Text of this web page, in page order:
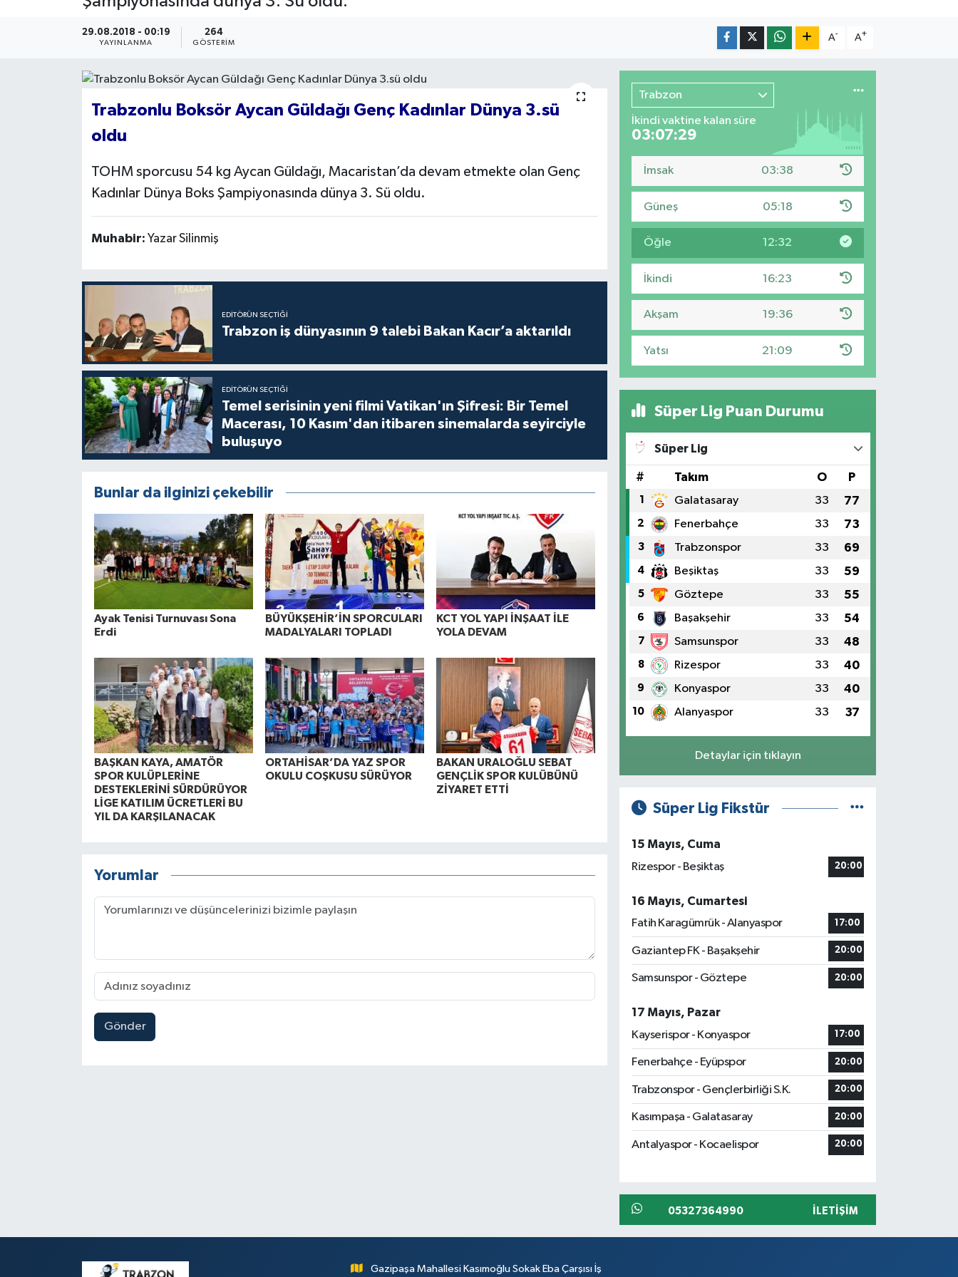
29.08.2018 - 00:19
YAYINLANMA
264
GÖSTERIM
A- A+
Trabzonlu Boksör Aycan Güldağı Genç Kadınlar Dünya 3.sü
oldu
TOHM sporcusu 54 kg Aycan Güldağı, Macaristan’da devam etmekte olan Genç
Kadınlar Dünya Boks Şampiyonasında dünya 3. Sü oldu.
Muhabir: Yazar Silinmiş
EDITÖRÜN SEÇTIĞI
Trabzon iş dünyasının 9 talebi Bakan Kacır’a aktarıldı
EDITÖRÜN SEÇTIĞI
Temel serisinin yeni filmi Vatikan'ın Şifresi: Bir Temel
Macerası, 10 Kasım'dan itibaren sinemalarda seyirciyle
buluşuyo
Bunlar da ilginizi çekebilir
Ayak Tenisi Turnuvası Sona
Erdi
BÜYÜKŞEHİR’İN SPORCULARI
MADALYALARI TOPLADI
KCT YOL YAPI İNŞAAT İLE
YOLA DEVAM
BAŞKAN KAYA, AMATÖR
SPOR KULÜPLERİNE
DESTEKLERİNİ SÜRDÜRÜYOR
LİGE KATILIM ÜCRETLERİ BU
YIL DA KARŞILANACAK
ORTAHİSAR’DA YAZ SPOR
OKULU COŞKUSU SÜRÜYOR
BAKAN URALOĞLU SEBAT
GENÇLİK SPOR KULÜBÜNÜ
ZİYARET ETTİ
Yorumlar
Gönder
Trabzon
İkindi vaktine kalan süre
03:07:28
İmsak 03:38
Güneş 05:18
Öğle 12:32
İkindi 16:23
Akşam 19:36
Yatsı 21:09
Süper Lig Puan Durumu
Süper Lig
# Takım O P
1 Galatasaray 33 77
2 Fenerbahçe 33 73
3 Trabzonspor 33 69
4 Beşiktaş 33 59
5 Göztepe 33 55
6 Başakşehir 33 54
7 Samsunspor 33 48
8 Rizespor 33 40
9 Konyaspor 33 40
10 Alanyaspor 33 37
Detaylar için tıklayın
Süper Lig Fikstür
15 Mayıs, Cuma
Rizespor - Beşiktaş
20:00
16 Mayıs, Cumartesi
Fatih Karagümrük - Alanyaspor
17:00
Gaziantep FK - Başakşehir 20:00
Samsunspor - Göztepe 20:00
17 Mayıs, Pazar
Kayserispor - Konyaspor
17:00
Fenerbahçe - Eyüpspor 20:00
Trabzonspor - Gençlerbirliği S.K. 20:00
Kasımpaşa - Galatasaray 20:00
Antalyaspor - Kocaelispor 20:00
05327364990 İLETIŞIM
Gazipaşa Mahallesi Kasımoğlu Sokak Eba Çarşısı İş